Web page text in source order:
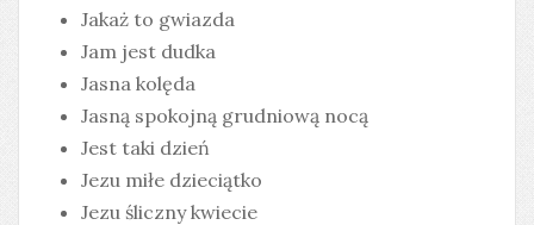
Jakaż to gwiazda
Jam jest dudka
Jasna kolęda
Jasną spokojną grudniową nocą
Jest taki dzień
Jezu miłe dzieciątko
Jezu śliczny kwiecie